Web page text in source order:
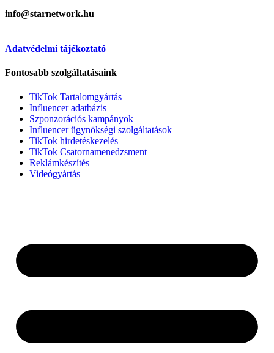
info@starnetwork.hu
Adatvédelmi tájékoztató
Fontosabb szolgáltatásaink
TikTok Tartalomgyártás
Influencer adatbázis
Szponzorációs kampányok
Influencer ügynökségi szolgáltatások
TikTok hirdetéskezelés
TikTok Csatornamenedzsment
Reklámkészítés
Videógyártás